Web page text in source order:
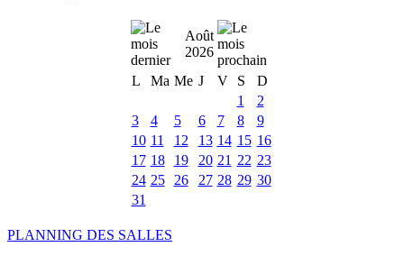
Août
2026
L
Ma Me J V S
D
1
2
3
4 5 6 7 8
9
10 11 12 13 14 15 16
17 18 19 20 21 22 23
24 25 26 27 28 29 30
31
PLANNING DES SALLES